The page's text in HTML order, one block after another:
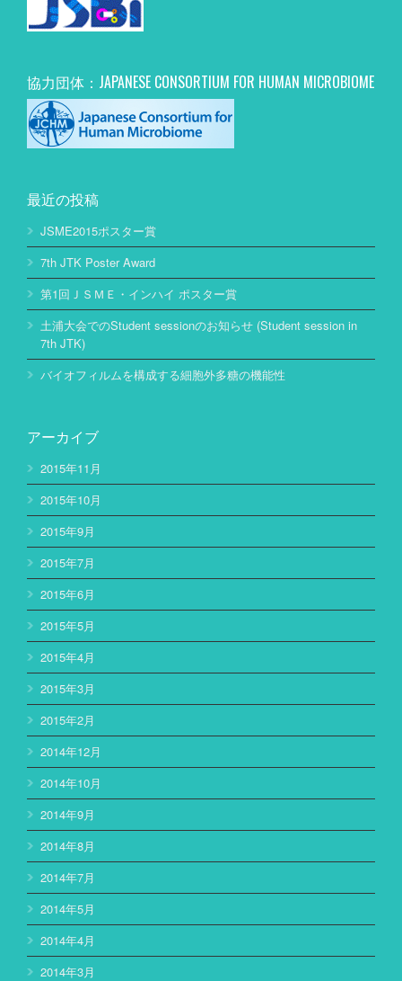
協力団体：JAPANESE CONSORTIUM FOR HUMAN MICROBIOME
最近の投稿
JSME2015ポスター賞
7th JTK Poster Award
第1回ＪＳＭＥ・インハイ ポスター賞
土浦大会でのStudent sessionのお知らせ (Student session in
7th JTK)
バイオフィルムを構成する細胞外多糖の機能性
アーカイブ
2015年11月
2015年10月
2015年9月
2015年7月
2015年6月
2015年5月
2015年4月
2015年3月
2015年2月
2014年12月
2014年10月
2014年9月
2014年8月
2014年7月
2014年5月
2014年4月
2014年3月